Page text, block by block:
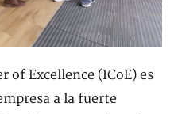
of Excellence (ICoE) es
a la fuerte